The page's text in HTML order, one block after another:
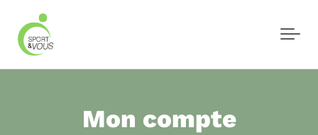
Mon compte